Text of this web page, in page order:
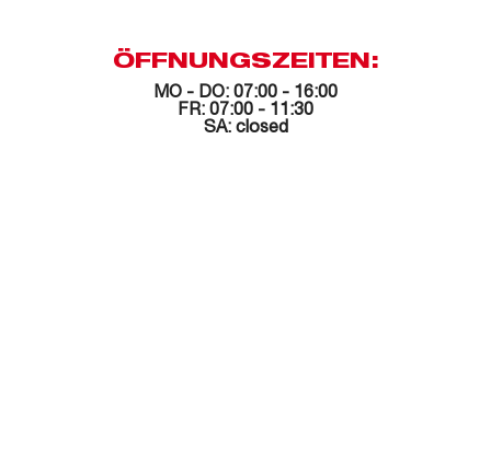
ÖFFNUNGSZEITEN:
MO - DO: 07:00 - 16:00
FR: 07:00 - 11:30
SA: closed